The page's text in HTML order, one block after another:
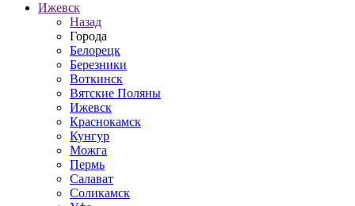
Ижевск
Назад
Города
Белорецк
Березники
Воткинск
Вятские Поляны
Ижевск
Краснокамск
Кунгур
Можга
Пермь
Салават
Соликамск